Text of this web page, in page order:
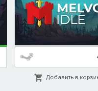
Добавить в